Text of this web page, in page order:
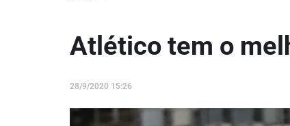
Atlético tem o
28/9/2020 15:26